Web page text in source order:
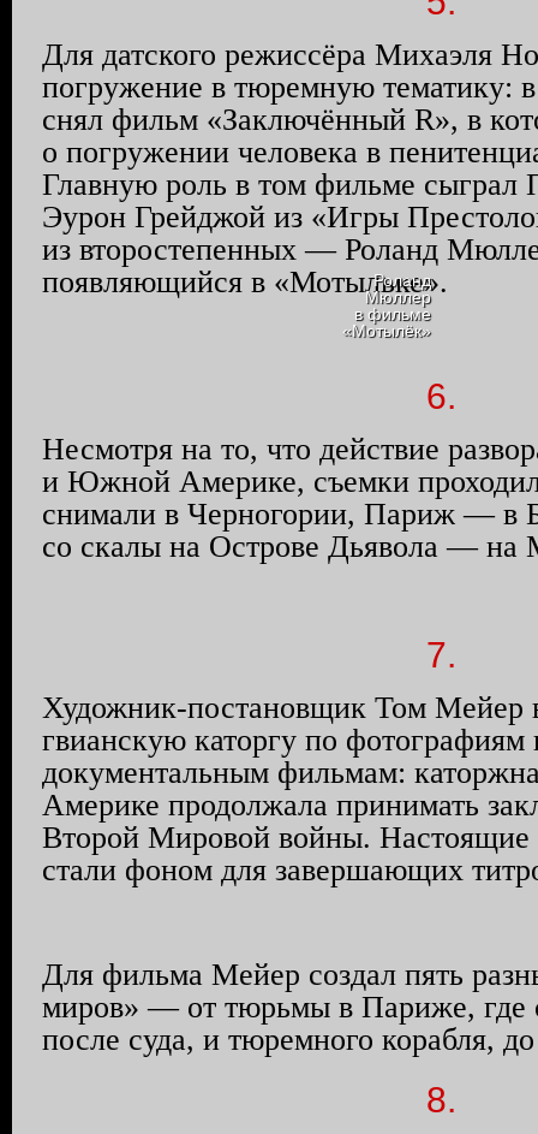
Для датского режиссёра Михаэля
погружение в тюремную тематику:
снял фильм «Заключённый R», в
о погружении человека в
Главную роль в том фильме
Эурон Грейджой из «Игры
из второстепенных — Роланд
появляющийся в «Мотыльке».
Роланд
Мюллер
в фильме
«Мотылёк»
6.
Несмотря на то, что действие
и Южной Америке, съемки
снимали в Черногории, Париж — в
со скалы на Острове Дьявола — на
7.
Художник-постановщик Том Мейер
гвианскую каторгу по
документальным фильмам:
Америке продолжала принимать
Второй Мировой войны. Настоящие
стали фоном для завершающих
Для фильма Мейер создал пять
миров» — от тюрьмы в Париже, где
после суда, и тюремного корабля,
8.